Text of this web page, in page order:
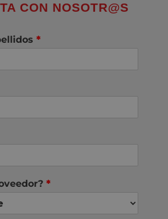
CON NOSOTR@S
*
*